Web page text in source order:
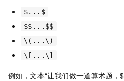
$...$
$$...$$
\(...\)
\[...\]
例如，文本“让我们做一道算术题